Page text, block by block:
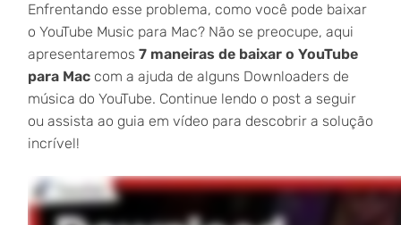
Enfrentando esse problema, como você pode baixar
o YouTube Music para Mac? Não se preocupe, aqui
apresentaremos 7 maneiras de baixar o YouTube
para Maccom a ajuda de alguns Downloaders de
música do YouTube. Continue lendo o post a seguir
ou assista ao guia em vídeo para descobrir a solução
incrível!